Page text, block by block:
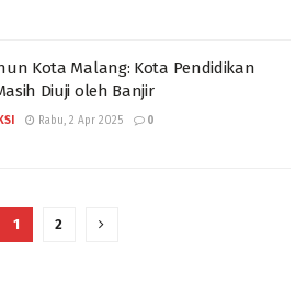
Kota Malang: Kota Pendidikan
Diuji oleh Banjir
Rabu, 2 Apr 2025 0
1 2